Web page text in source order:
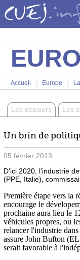
Vous êtes ici
Accueil
>
Europe
>
Les dossiers Les
Un brin de
05 février 2013
D'ici 2020, l'industrie
(PPE, Italie),
Première étape vers la
encourage le
prochaine aura lieu le
véhicules propres, ou
relancer l'industrie dans
assure John Bufton
serait favorable à